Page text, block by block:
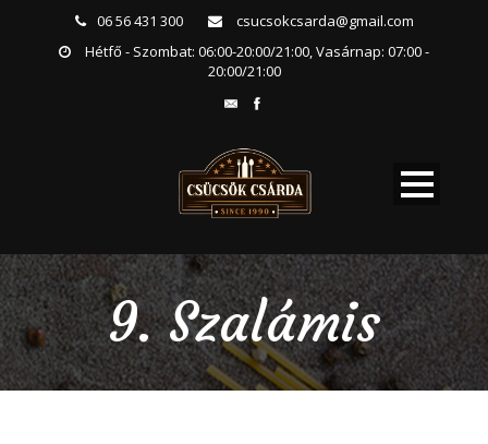
06 56 431 300
csucsokcsarda@gmail.com
Hétfő - Szombat: 06:00-20:00/21:00, Vasárnap: 07:00 -
20:00/21:00
9. Szalámis